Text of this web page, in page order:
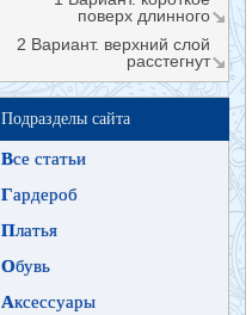
поверх длинного
2 Вариант. верхний слой
расстегнут
Подразделы сайта
Все статьи
Гардероб
Платья
Обувь
Аксессуары